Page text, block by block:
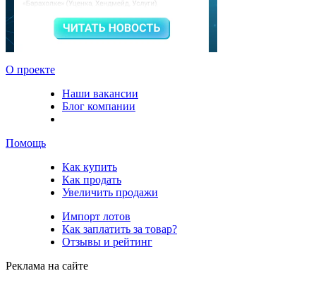
О проекте
Наши вакансии
Блог компании
Помощь
Как купить
Как продать
Увеличить продажи
Импорт лотов
Как заплатить за товар?
Отзывы и рейтинг
Реклама на сайте